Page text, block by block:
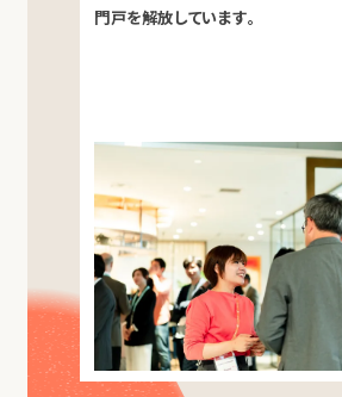
門戸を解放しています。